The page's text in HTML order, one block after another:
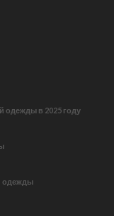
одежды в 2025 году
одежды